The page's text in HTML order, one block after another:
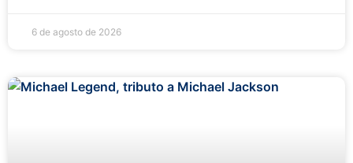
6 de agosto de 2026